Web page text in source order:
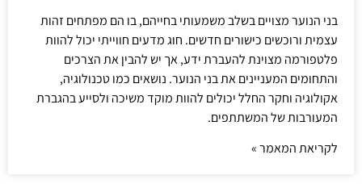
בני הנוער מצויים בשלב משמעותי בחייהם, בו הם מפתחים זהות
עצמית ורוכשים כישורים חדשים. חוג מדעים חווייתי יכול להוות
פלטפורמה מצוינת להעברת ידע, אך יש להבין את הצרכים
והתחומים המעניינים את בני הנוער. נושאים כמו טכנולוגיה,
אקולוגיה וחקר החלל יכולים להוות מוקד משיכה ולסייע בהגברת
המעורבות של המשתתפים.
לקריאת המאמר »